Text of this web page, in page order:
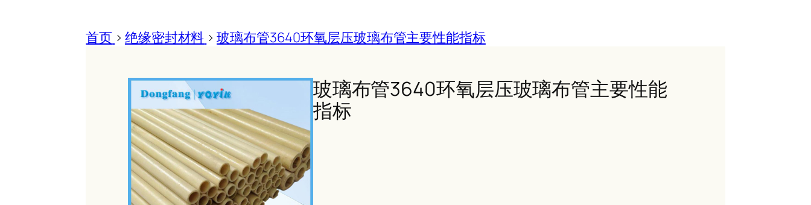
首页 > 绝缘密封材料 >玻璃布管3640环氧层压玻璃布管主要性能指标
玻璃布管3640环氧层压玻璃布管主要性能
指标